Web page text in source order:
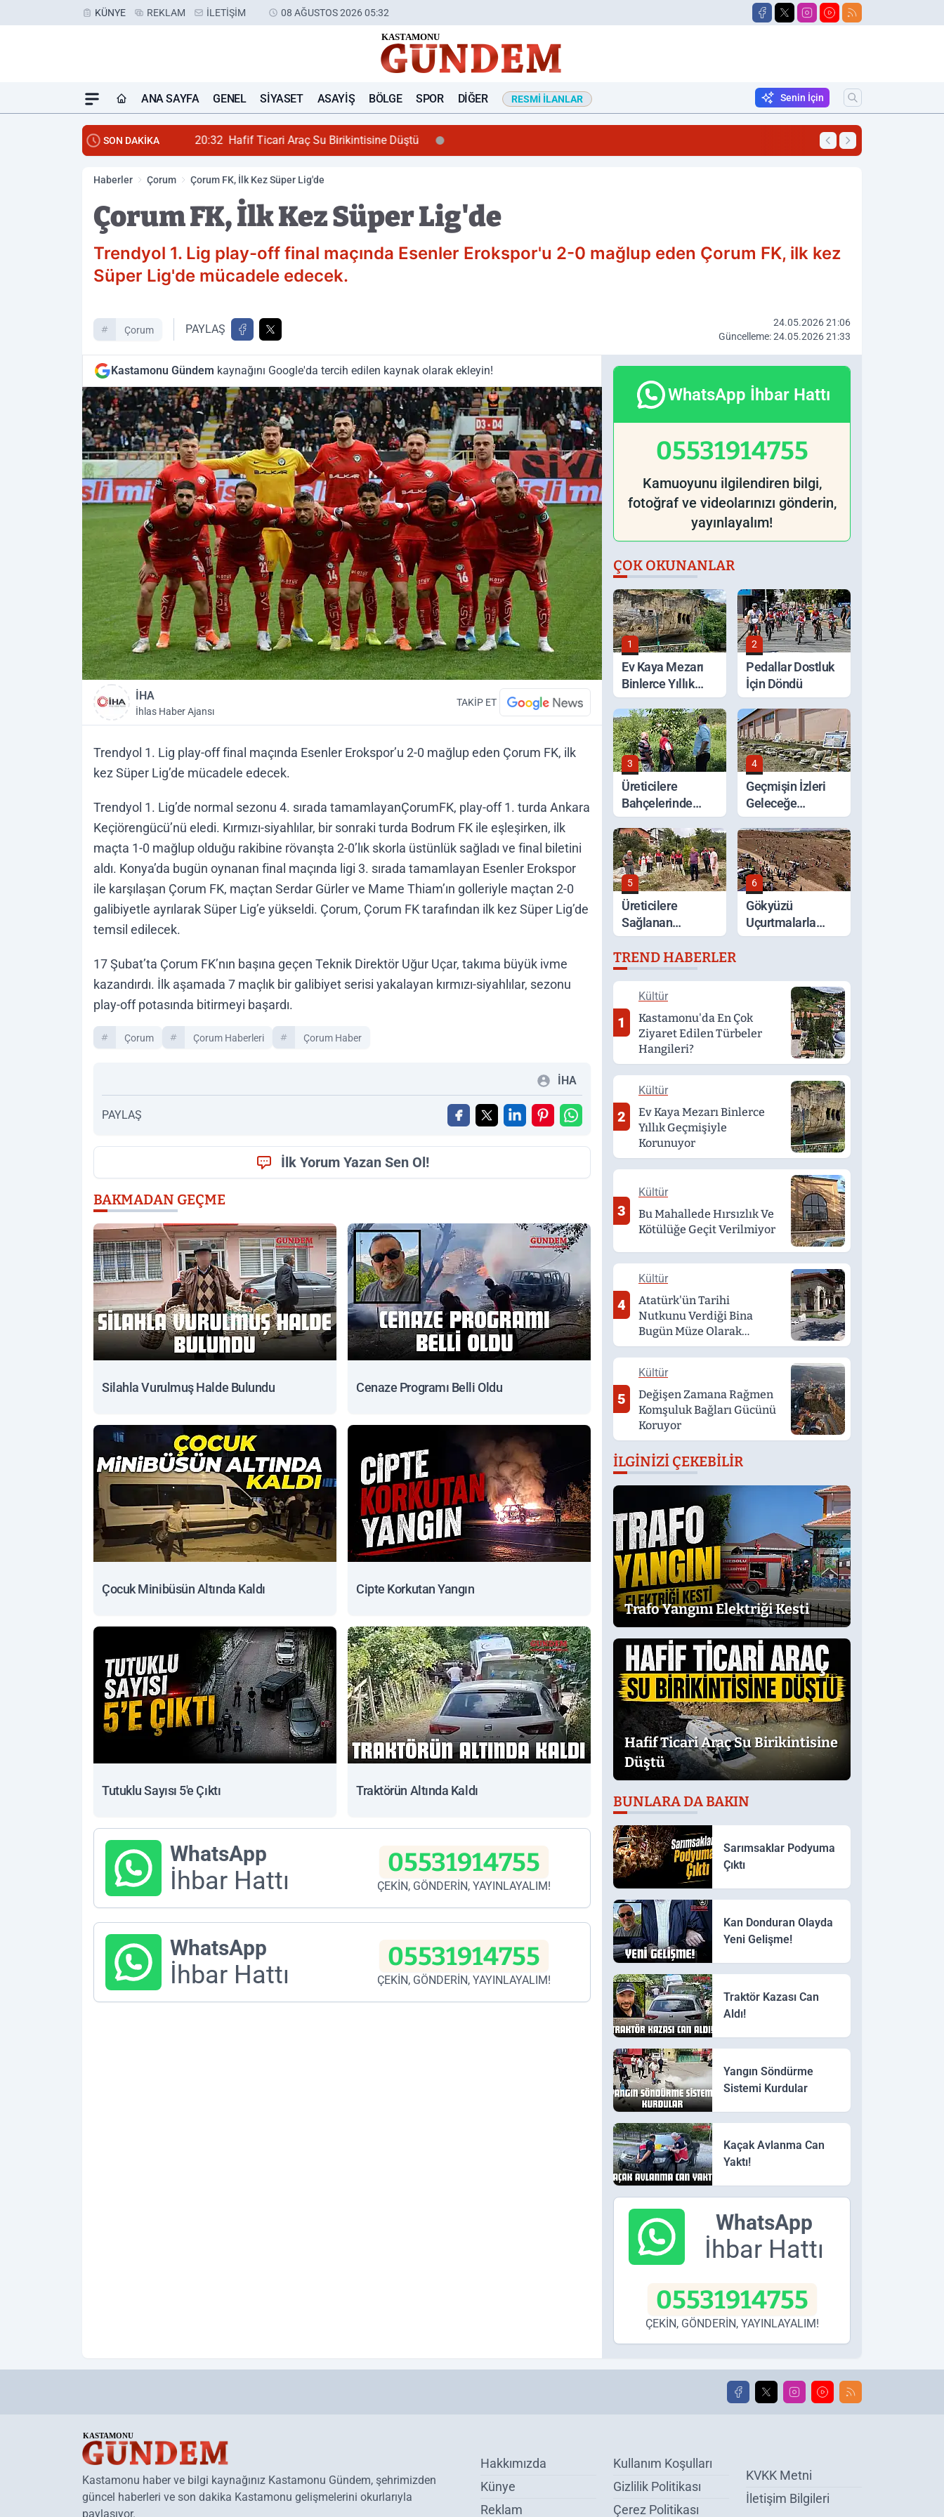
KÜNYE REKLAM İLETIŞIM 08 AĞUSTOS 2026 05:32
ANA SAYFA GENEL SIYASET ASAYIŞ BÖLGE SPOR DIĞER RESMI İLANLAR Senin İçin
SON DAKİKA 20:32 Hafif Ticari Araç Su Birikintisine Düştü 10:58 Silahla Vurulmuş
Haberler Çorum Çorum FK, İlk Kez Süper Lig'de
Çorum FK, İlk Kez Süper Lig'de
Trendyol 1. Lig play-off final maçında Esenler Erokspor'u 2-0 mağlup eden Çorum FK, ilk kez
Süper Lig'de mücadele edecek.
Çorum PAYLAŞ
24.05.2026 21:06
Güncelleme: 24.05.2026 21:33
Kastamonu Gündem kaynağını Google'da tercih edilen kaynak olarak ekleyin!
İHA
İhlas Haber Ajansı
TAKİP ET
Trendyol 1. Lig play-off final maçında Esenler Erokspor’u 2-0 mağlup eden Çorum FK, ilk
kez Süper Lig’de mücadele edecek.
Trendyol 1. Lig’de normal sezonu 4. sırada tamamlayanÇorumFK, play-off 1. turda Ankara
Keçiörengücü’nü eledi. Kırmızı-siyahlılar, bir sonraki turda Bodrum FK ile eşleşirken, ilk
maçta 1-0 mağlup olduğu rakibine rövanşta 2-0’lık skorla üstünlük sağladı ve final biletini
aldı. Konya’da bugün oynanan final maçında ligi 3. sırada tamamlayan Esenler Erokspor
ile karşılaşan Çorum FK, maçtan Serdar Gürler ve Mame Thiam’ın golleriyle maçtan 2-0
galibiyetle ayrılarak Süper Lig’e yükseldi. Çorum, Çorum FK tarafından ilk kez Süper Lig’de
temsil edilecek.
17 Şubat’ta Çorum FK’nın başına geçen Teknik Direktör Uğur Uçar, takıma büyük ivme
kazandırdı. İlk aşamada 7 maçlık bir galibiyet serisi yakalayan kırmızı-siyahlılar, sezonu
play-off potasında bitirmeyi başardı.
Çorum Çorum Haberleri Çorum Haber
İHA
PAYLAŞ
İlk Yorum Yazan Sen Ol!
BAKMADAN GEÇME
Silahla Vurulmuş Halde Bulundu Cenaze Programı Belli Oldu
Çocuk Minibüsün Altında Kaldı Cipte Korkutan Yangın
Tutuklu Sayısı 5'e Çıktı Traktörün Altında Kaldı
WhatsApp
İhbar Hattı
05531914755
ÇEKİN, GÖNDERİN, YAYINLAYALIM!
WhatsApp
İhbar Hattı
05531914755
ÇEKİN, GÖNDERİN, YAYINLAYALIM!
WhatsApp İhbar Hattı
05531914755
Kamuoyunu ilgilendiren bilgi,
fotoğraf ve videolarınızı gönderin,
yayınlayalım!
ÇOK OKUNANLAR
1
Ev Kaya Mezarı
Binlerce Yıllık
Geçmişiyle
Korunuyor
2
Pedallar Dostluk
İçin Döndü
3
Üreticilere
Bahçelerinde
Yerinde Tarım
Desteği
4
Geçmişin İzleri
Geleceğe
Taşınıyor
5
Üreticilere
Sağlanan
Destekler Sahada
Değerlendirildi
6
Gökyüzü
Uçurtmalarla
Renklendi
TREND HABERLER
1
Kültür
Kastamonu'da En Çok
Ziyaret Edilen Türbeler
Hangileri?
2
Kültür
Ev Kaya Mezarı Binlerce
Yıllık Geçmişiyle
Korunuyor
3
Kültür
Bu Mahallede Hırsızlık Ve
Kötülüğe Geçit Verilmiyor
4
Kültür
Atatürk'ün Tarihi
Nutkunu Verdiği Bina
Bugün Müze Olarak
Hizmet Veriyor
5
Kültür
Değişen Zamana Rağmen
Komşuluk Bağları Gücünü
Koruyor
İLGINIZI ÇEKEBILIR
Trafo Yangını Elektriği Kesti
Hafif Ticari Araç Su Birikintisine
Düştü
BUNLARA DA BAKIN
Sarımsaklar Podyuma
Çıktı
Kan Donduran Olayda
Yeni Gelişme!
Traktör Kazası Can
Aldı!
Yangın Söndürme
Sistemi Kurdular
Kaçak Avlanma Can
Yaktı!
WhatsApp
İhbar Hattı
05531914755
ÇEKİN, GÖNDERİN, YAYINLAYALIM!
Kastamonu haber ve bilgi kaynağınız Kastamonu Gündem, şehrimizden
güncel haberleri ve son dakika Kastamonu gelişmelerini okurlarıyla
paylaşıyor.
Hakkımızda
Künye
Reklam
Kullanım Koşulları
Gizlilik Politikası
Çerez Politikası
KVKK Metni
İletişim Bilgileri